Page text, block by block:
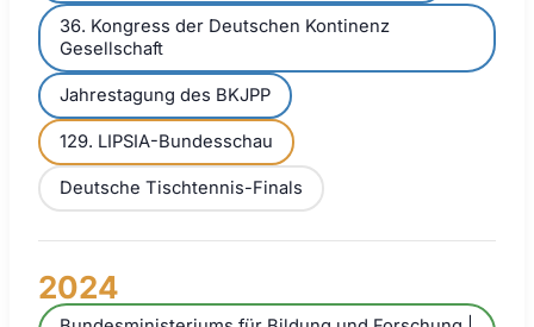
36. Kongress der Deutschen Kontinenz
Gesellschaft
Jahrestagung des BKJPP
129. LIPSIA-Bundesschau
Deutsche Tischtennis-Finals
2024